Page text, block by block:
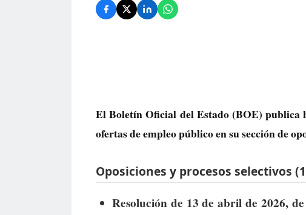
El Boletín Oficial del Estado (BOE) publica
ofertas de empleo públicoen su sección de
Oposiciones y procesos selectivos
Resolución de 13 de abril de 2026,